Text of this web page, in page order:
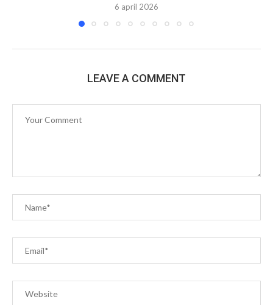
6 april 2026
LEAVE A COMMENT